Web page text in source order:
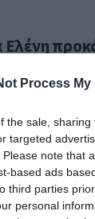
Process
the sale,
targeted
note that
based ads
third parties
personal
Ελένη
να μιλά